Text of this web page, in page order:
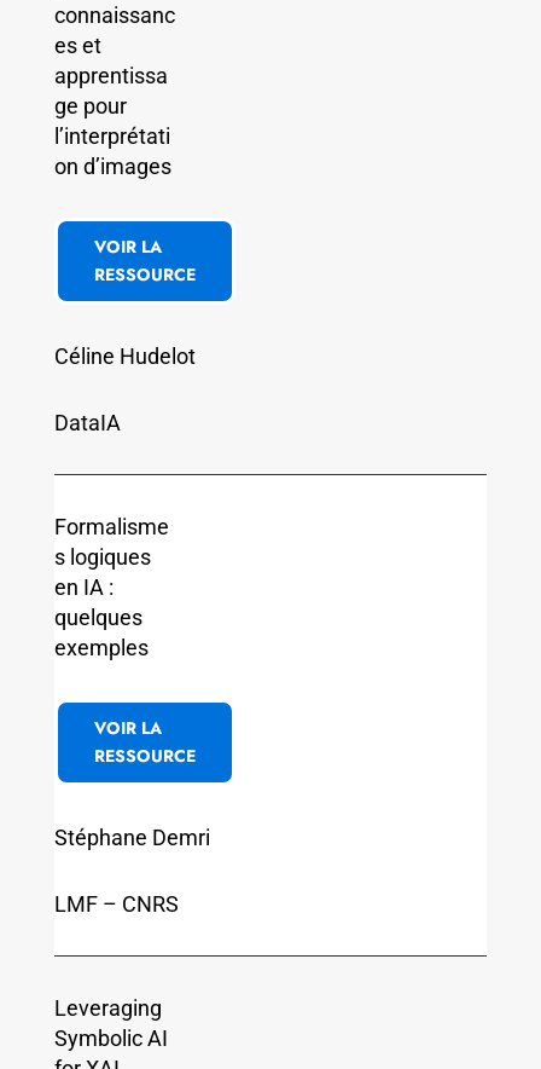
connaissanc
es et
apprentissa
ge pour
l’interprétati
on d’images
VOIR LA
RESSOURCE
Céline Hudelot
DataIA
Formalisme
s logiques
en IA :
quelques
exemples
VOIR LA
RESSOURCE
Stéphane Demri
LMF – CNRS
Leveraging
Symbolic AI